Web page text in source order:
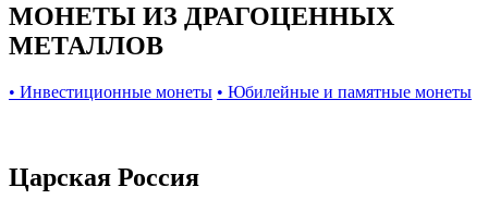
МОНЕТЫ ИЗ ДРАГОЦЕННЫХ
МЕТАЛЛОВ
• Инвестиционные монеты • Юбилейные и памятные монеты
Царская Россия